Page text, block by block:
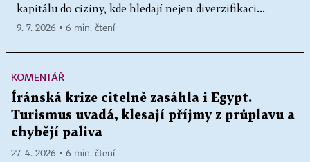
kapitálu do ciziny, kde hledají nejen diverzifikaci...
9. 7. 2026 ▪ 6 min. čtení
KOMENTÁŘ
Íránská krize citelně zasáhla i Egypt.
Turismus uvadá, klesají příjmy z průplavu a
chybějí paliva
27. 4. 2026 ▪ 6 min. čtení